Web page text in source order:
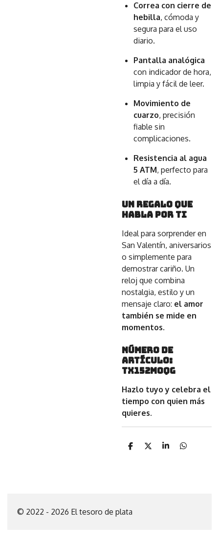
Correa con cierre de
hebilla, cómoda y
segura para el uso
diario.
Pantalla analógica
con indicador de hora,
limpia y fácil de leer.
Movimiento de
cuarzo, precisión
fiable sin
complicaciones.
Resistencia al agua
5 ATM, perfecto para
el día a día.
Un regalo que
habla por ti
Ideal para sorprender en
San Valentín, aniversarios
o simplemente para
demostrar cariño. Un
reloj que combina
nostalgia, estilo y un
mensaje claro: el amor
también se mide en
momentos.
Número de
artículo:
TX152M0QG
Hazlo tuyo y celebra el
tiempo con quien más
quieres.
C
r
C
C
C
© 2022 - 2026 El tesoro de plata